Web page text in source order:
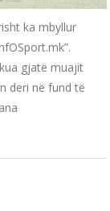
ka mbyllur
gjatë muajit
deri në fund të